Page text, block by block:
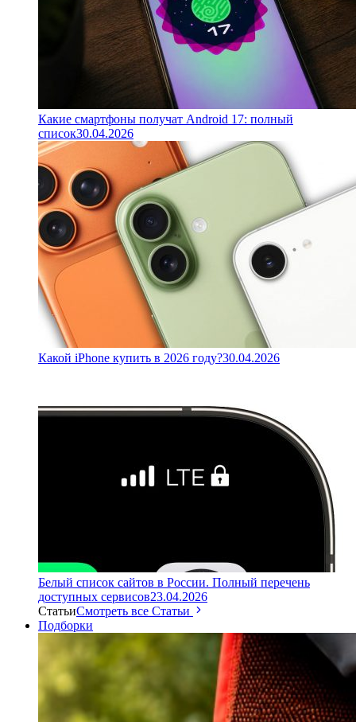
Какие смартфоны получат Android 17: полный
список30.04.2026
Какой iPhone купить в 2026 году?30.04.2026
Белый список сайтов в России. Полный перечень
доступных сервисов23.04.2026
СтатьиСмотреть все Статьи
Подборки